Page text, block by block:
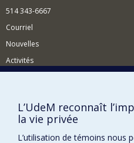
514 343-6667
Courriel
Nouvelles
Activités
BESOIN D'AIDE?
Plan du site
Signaler une erreur
L’UdeM reconnaît
la vie privée
L’utilisation de témoins nous